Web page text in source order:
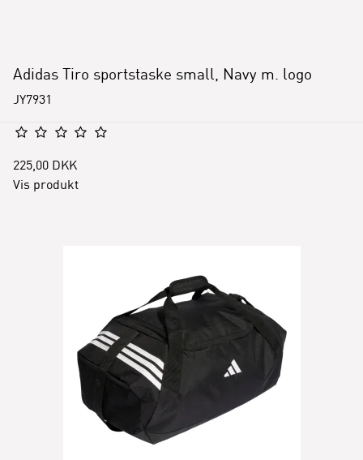
Adidas Tiro sportstaske small, Navy m. logo
JY7931
225,00 DKK
Vis produkt